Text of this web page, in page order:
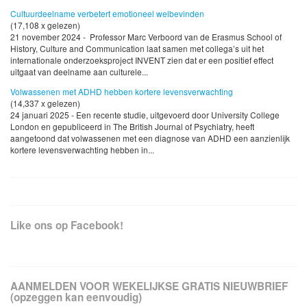
Cultuurdeelname verbetert emotioneel welbevinden
(17,108 x gelezen)
21 november 2024 - Professor Marc Verboord van de Erasmus School of
History, Culture and Communication laat samen met collega’s uit het
internationale onderzoeksproject INVENT zien dat er een positief effect
uitgaat van deelname aan culturele...
Volwassenen met ADHD hebben kortere levensverwachting
(14,337 x gelezen)
24 januari 2025 - Een recente studie, uitgevoerd door University College
London en gepubliceerd in The British Journal of Psychiatry, heeft
aangetoond dat volwassenen met een diagnose van ADHD een aanzienlijk
kortere levensverwachting hebben in...
Like ons op Facebook!
AANMELDEN VOOR WEKELIJKSE GRATIS NIEUWBRIEF
(opzeggen kan eenvoudig)